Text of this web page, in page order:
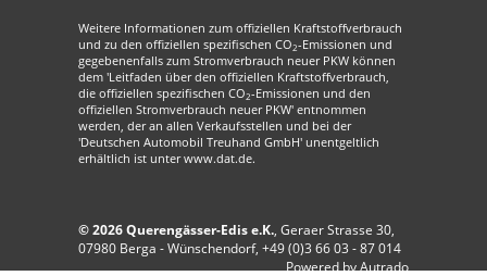
Weitere Informationen zum offiziellen Kraftstoffverbrauch
und zu den offiziellen spezifischen CO2-Emissionen und
gegebenenfalls zum Stromverbrauch neuer PKW können
dem 'Leitfaden über den offiziellen Kraftstoffverbrauch,
die offiziellen spezifischen CO2-Emissionen und den
offiziellen Stromverbrauch neuer PKW' entnommen
werden, der an allen Verkaufsstellen und bei der
'Deutschen Automobil Treuhand GmbH' unentgeltlich
erhältlich ist unter www.dat.de.
© 2026Querengässer-Edis e.K., Geraer Strasse 30,
07980 Berga - Wünschendorf, +49 (0)3 66 03 - 87 014
Powered by Autrado